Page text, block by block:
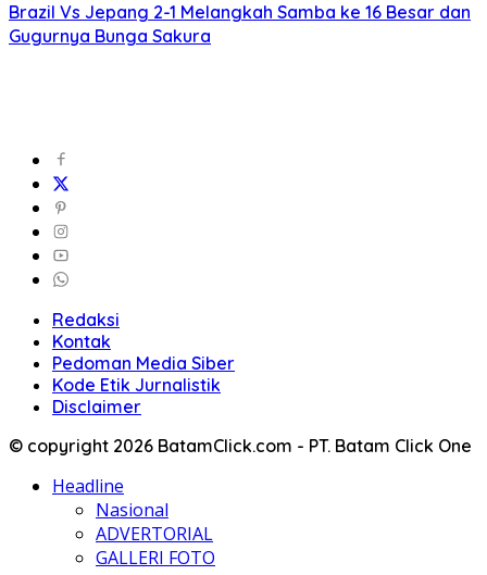
Brazil Vs Jepang 2-1 Melangkah Samba ke 16 Besar dan
Gugurnya Bunga Sakura
Redaksi
Kontak
Pedoman Media Siber
Kode Etik Jurnalistik
Disclaimer
© copyright 2026 BatamClick.com - PT. Batam Click One
Headline
Nasional
ADVERTORIAL
GALLERI FOTO